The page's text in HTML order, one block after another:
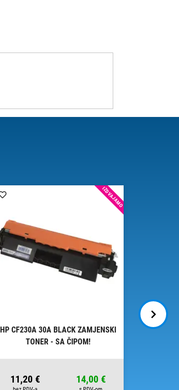
IZDVAJAMO
HP CF230A 30A BLACK ZAMJENSKI
TONER - SA ČIPOM!
11,20 € 14,00 €
HP